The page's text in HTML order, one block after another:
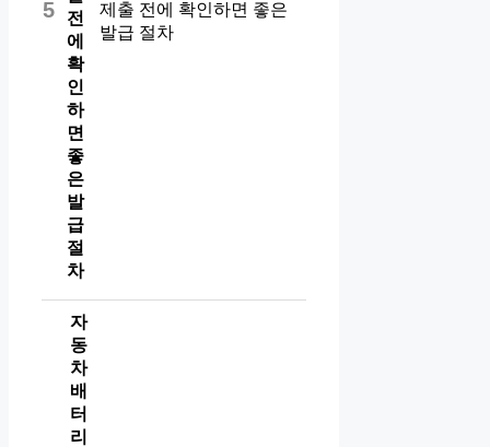
5
전
에
확
인
하
면
좋
은
발
급
절
차
자
동
차
배
터
리